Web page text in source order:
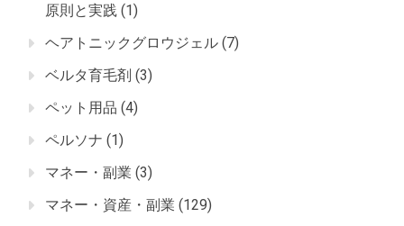
原則と実践 (1)
ヘアトニックグロウジェル (7)
ベルタ育毛剤 (3)
ペット用品 (4)
ペルソナ (1)
マネー・副業 (3)
マネー・資産・副業 (129)